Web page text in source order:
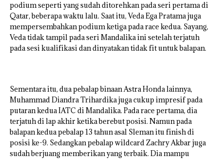
podium seperti yang sudah ditorehkan pada seri pertama di
Qatar, beberapa waktu lalu. Saat itu, Veda Ega Pratama juga
mempersembahkan podium ketiga pada race kedua. Sayang,
Veda tidak tampil pada seri Mandalika ini setelah terjatuh
pada sesi kualifikasi dan dinyatakan tidak fit untuk balapan.
Sementara itu, dua pebalap binaan Astra Honda lainnya,
Muhammad Diandra Trihardika juga cukup impresif pada
putaran kedua IATC di Mandalika. Pada race pertama, dia
terjatuh di lap akhir ketika berebut posisi. Namun pada
balapan kedua pebalap 13 tahun asal Sleman itu finish di
posisi ke-9. Sedangkan pebalap wildcard Zachry Akbar juga
sudah berjuang memberikan yang terbaik. Dia mampu